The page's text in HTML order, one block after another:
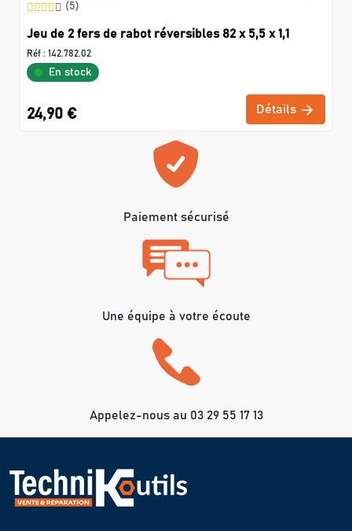
(5)
Jeu de 2 fers de rabot réversibles 82 x 5,5 x 1,1
Réf : 142.782.02
En stock
24,90 € Détails
Paiement sécurisé
Une équipe à votre écoute
Appelez-nous au 03 29 55 17 13